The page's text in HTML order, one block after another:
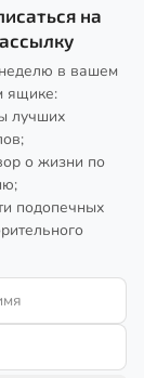
на
в вашем
ящике:
лучших
о жизни по
подопечных